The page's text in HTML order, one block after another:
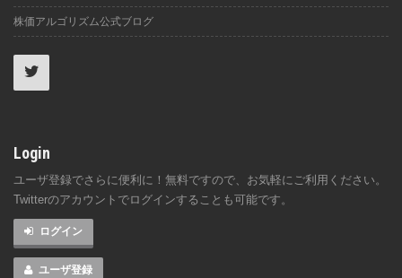
株価アルゴリズム公式ブログ
Login
ユーザ登録でさらに便利に！無料ですので、お気軽にご利用ください。
Twitterのアカウントでログインすることも可能です。
ログイン
ユーザ登録